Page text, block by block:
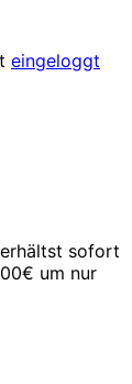
eingeloggt
sofort
um nur